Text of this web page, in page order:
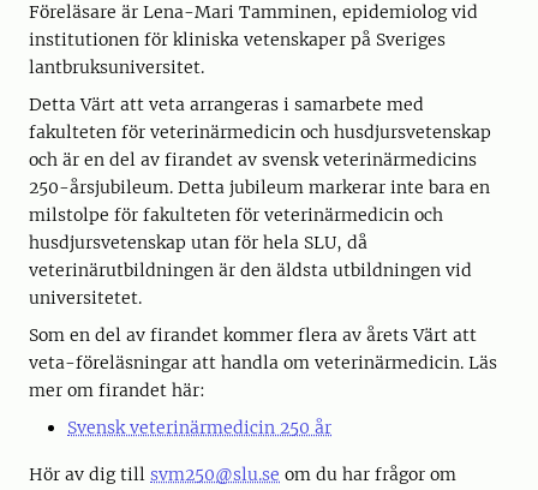
Föreläsare är Lena-Mari Tamminen, epidemiolog vid
institutionen för kliniska vetenskaper på Sveriges
lantbruksuniversitet.
Detta Värt att veta arrangeras i samarbete med
fakulteten för veterinärmedicin och husdjursvetenskap
och är en del av firandet av svensk veterinärmedicins
250-årsjubileum. Detta jubileum markerar inte bara en
milstolpe för fakulteten för veterinärmedicin och
husdjursvetenskap utan för hela SLU, då
veterinärutbildningen är den äldsta utbildningen vid
universitetet.
Som en del av firandet kommer flera av årets Värt att
veta-föreläsningar att handla om veterinärmedicin. Läs
mer om firandet här:
Svensk veterinärmedicin 250 år
Hör av dig till svm250@slu.se om du har frågor om